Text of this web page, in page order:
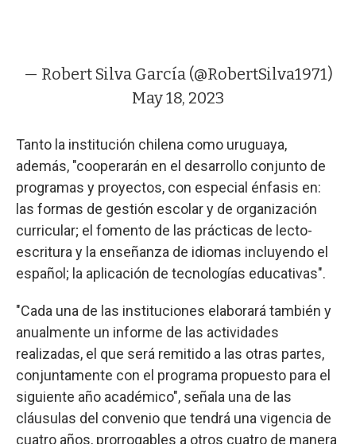
— Robert Silva García (@RobertSilva1971)
May 18, 2023
Tanto la institución chilena como uruguaya,
además, "cooperarán en el desarrollo conjunto de
programas y proyectos, con especial énfasis en:
las formas de gestión escolar y de organización
curricular; el fomento de las prácticas de lecto-
escritura y la enseñanza de idiomas incluyendo el
español; la aplicación de tecnologías educativas".
"Cada una de las instituciones elaborará también y
anualmente un informe de las actividades
realizadas, el que será remitido a las otras partes,
conjuntamente con el programa propuesto para el
siguiente año académico", señala una de las
cláusulas del convenio que tendrá una vigencia de
cuatro años, prorrogables a otros cuatro de manera